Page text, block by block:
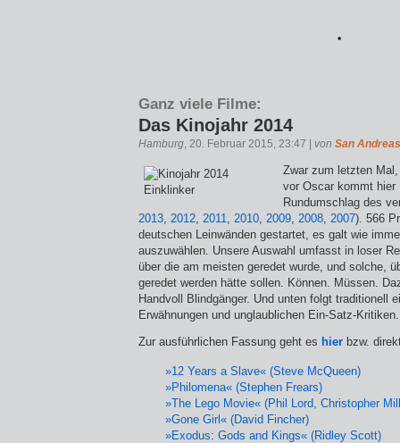
*
Ganz viele Filme:
Das Kinojahr 2014
Hamburg, 20. Februar 2015, 23:47 | von San Andreas
Zwar zum letzten
vor Oscar kommt hier
Rundumschlag des
2013, 2012, 2011, 2010, 2009, 2008, 2007). 566
deutschen Leinwänden gestartet, es galt wie
auszuwählen. Unsere Auswahl umfasst in loser
über die am meisten geredet wurde, und solche,
geredet werden hätte sollen. Können. Müssen.
Handvoll Blindgänger. Und unten folgt traditionell
Erwähnungen und unglaublichen Ein-Satz-Kritiken.
Zur ausführlichen Fassung geht es hier bzw.
»12 Years a Slave« (Steve McQueen)
»Philomena« (Stephen Frears)
»The Lego Movie« (Phil Lord, Christopher
»Gone Girl« (David Fincher)
»Exodus: Gods and Kings« (Ridley Scott)